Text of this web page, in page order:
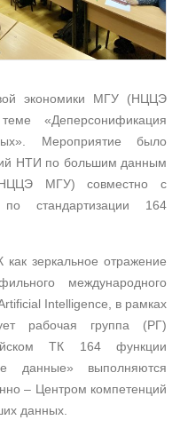
экономики МГУ (НЦЦЭ
«Деперсонификация
Мероприятие было
НТИ по большим данным
НЦЦЭ МГУ) совместно с
стандартизации 164
зеркальное отражение
международного
Intelligence, в рамках
рабочая группа (РГ)
ТК 164 функции
данные» выполняются
– Центром компетенций
данных.